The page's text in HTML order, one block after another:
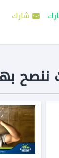
شارك
ننصح